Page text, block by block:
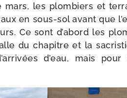
les plom­biers et
en sous-​sol avant que
Ce sont d’abord les
du cha­pitre et la
d’eau, mais pour